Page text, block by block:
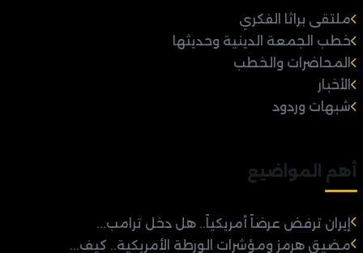
ملتقى براثا الفكري
خطب الجمعة الدينية وحديثها
المحاضرات والخطب
الأخبار
شبهات وردود
أهم المواضيع
إيران ترفض عرضاً أمريكياً.. هل دخل ترامب...
مضيق هرمز ومؤشرات الورطة الأمريكية.. كيف...